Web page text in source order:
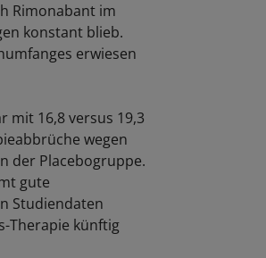
Rimonabant im
konstant blieb.
erwiesen
mit 16,8 versus 19,3
wegen
der Placebogruppe.
gute
Studiendaten
Therapie künftig